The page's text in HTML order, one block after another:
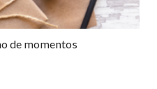
de momentos